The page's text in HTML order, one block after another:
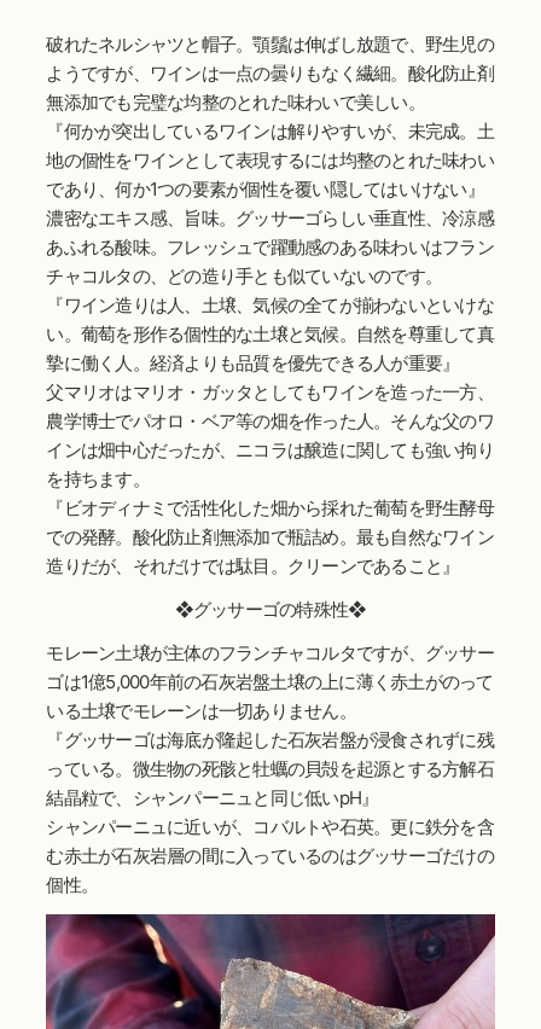
破れたネルシャツと帽子。顎鬚は伸ばし放題で、野生児の
ようですが、ワインは一点の曇りもなく繊細。酸化防止剤
無添加でも完璧な均整のとれた味わいで美しい。
『何かが突出しているワインは解りやすいが、未完成。土
地の個性をワインとして表現するには均整のとれた味わい
であり、何か1つの要素が個性を覆い隠してはいけない』
濃密なエキス感、旨味。グッサーゴらしい垂直性、冷涼感
あふれる酸味。フレッシュで躍動感のある味わいはフラン
チャコルタの、どの造り手とも似ていないのです。
『ワイン造りは人、土壌、気候の全てが揃わないといけな
い。葡萄を形作る個性的な土壌と気候。自然を尊重して真
摯に働く人。経済よりも品質を優先できる人が重要』
父マリオはマリオ・ガッタとしてもワインを造った一方、
農学博士でパオロ・ベア等の畑を作った人。そんな父のワ
インは畑中心だったが、ニコラは醸造に関しても強い拘り
を持ちます。
『ビオディナミで活性化した畑から採れた葡萄を野生酵母
での発酵。酸化防止剤無添加で瓶詰め。最も自然なワイン
造りだが、それだけでは駄目。クリーンであること』
❖グッサーゴの特殊性❖
モレーン土壌が主体のフランチャコルタですが、グッサー
ゴは1億5,000年前の石灰岩盤土壌の上に薄く赤土がのって
いる土壌でモレーンは一切ありません。
『グッサーゴは海底が隆起した石灰岩盤が浸食されずに残
っている。微生物の死骸と牡蠣の貝殻を起源とする方解石
結晶粒で、シャンパーニュと同じ低いpH』
シャンパーニュに近いが、コバルトや石英。更に鉄分を含
む赤土が石灰岩層の間に入っているのはグッサーゴだけの
個性。